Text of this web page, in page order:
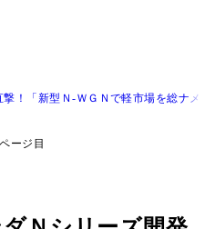
！「新型Ｎ‐ＷＧＮで軽市場を総ナ
ージ目